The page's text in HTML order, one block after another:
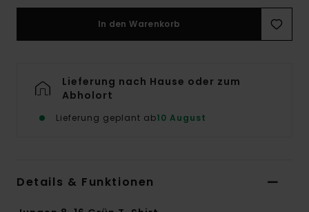
In den Warenkorb
Lieferung nach Hause oder zum
Abholort
Lieferung geplant ab10 August
Details & Funktionen